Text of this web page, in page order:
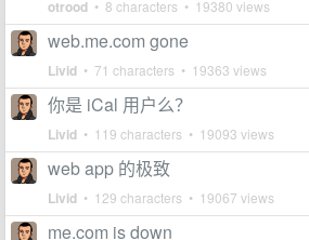
otrood • 8 characters • 19380 views
web.me.com gone
Livid • 71 characters • 19363 views
你是 iCal 用户么？
Livid • 119 characters • 19093 views
web app 的极致
Livid • 129 characters • 19067 views
me.com is down